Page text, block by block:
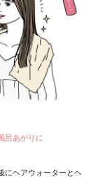
呂あがりに
にヘアウォーターとヘ